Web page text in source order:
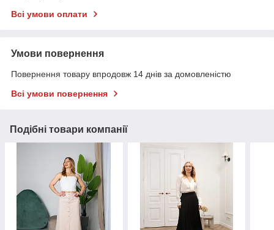
Всі умови оплати
Умови повернення
Повернення товару впродовж 14 днів за домовленістю
Всі умови повернення
Подібні товари компанії